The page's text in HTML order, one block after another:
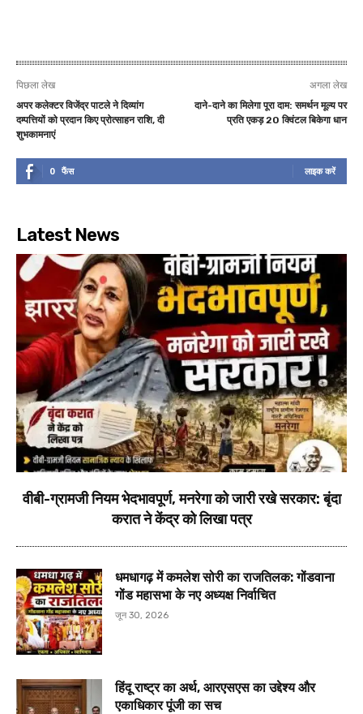
पिछला लेख
अपर कलेक्टर विजेंद्र पाटले ने दिव्यांग
दम्पत्तियों को प्रदान किए प्रोत्साहन राशि, दी
शुभकामनाएं
अगला लेख
दाने-दाने का मिलेगा पूरा दाम: समर्थन मूल्य पर
प्रति एकड़ 20 क्विंटल बिकेगा धान
0 फैंस लाइक करें
Latest News
वीबी-ग्रामजी नियम भेदभावपूर्ण, मनरेगा को जारी रखे सरकार: बृंदा
करात ने केंद्र को लिखा पत्र
धमधागढ़ में कमलेश सोरी का राजतिलक: गोंडवाना
गोंड महासभा के नए अध्यक्ष निर्वाचित
जून 30, 2026
हिंदू राष्ट्र का अर्थ, आरएसएस का उद्देश्य और
एकाधिकार पूंजी का सच